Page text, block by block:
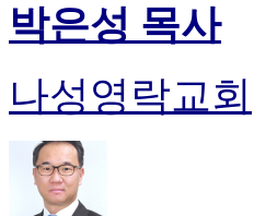
박은성 목사
나성영락교회